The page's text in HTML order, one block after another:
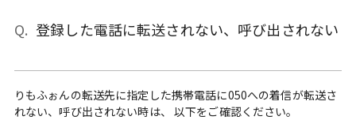
登録した電話に転送されない、呼び出されない
りもふぉんの転送先に指定した携帯電話に050への着信が転送さ
れない、呼び出されない時は、 以下をご確認ください。